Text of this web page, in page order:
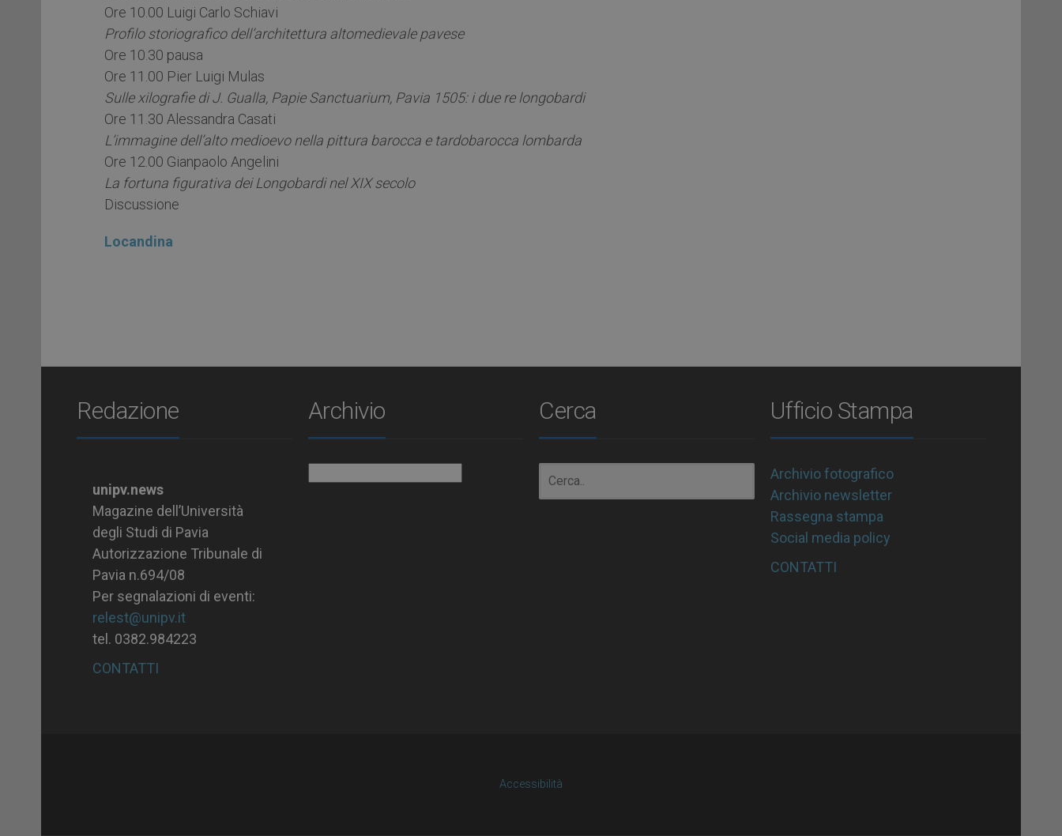
Ore 10.00 Luigi Carlo Schiavi
Profilo storiografico dell’architettura altomedievale pavese
Ore 10.30 pausa
Ore 11.00 Pier Luigi Mulas
Sulle xilografie di J. Gualla, Papie Sanctuarium, Pavia 1505: i due re longobardi
Ore 11.30 Alessandra Casati
L’immagine dell’alto medioevo nella pittura barocca e tardobarocca lombarda
Ore 12.00 Gianpaolo Angelini
La fortuna figurativa dei Longobardi nel XIX secolo
Discussione
Locandina
Redazione
unipv.news
Magazine dell’Università
degli Studi di Pavia
Autorizzazione Tribunale di
Pavia n.694/08
Per segnalazioni di eventi:
relest@unipv.it
tel. 0382.984223
CONTATTI
Archivio Cerca Ufficio Stampa
Archivio fotografico
Archivio newsletter
Rassegna stampa
Social media policy
CONTATTI
Accessibilità